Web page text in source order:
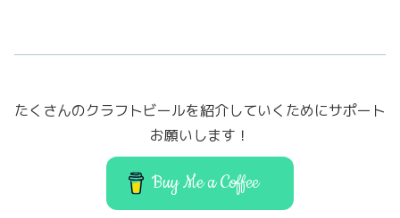
e
o
t o
o
n
l
たくさんのクラフトビールを紹介していくためにサポート
お願いします！
Buy Me a Coffee